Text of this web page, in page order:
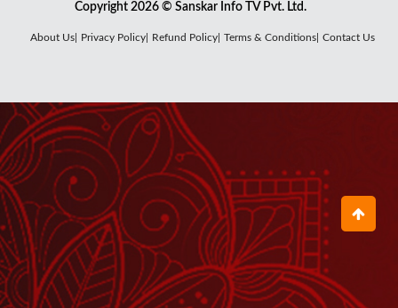
कुछ ज्योतिषी सिर्फ पैसे कमाने के लिए
1 से 9 मूलांक वालों नोट कर लो। 2026 में
बदलेगी इन DOB वालों की किस्मत
April 24, 2026
Aaj Ka Panchang - 05 अगस्त 2026
August 04, 2026
Copyright 2026 © Sanskar Info TV Pvt. Ltd.
About Us| Privacy Policy| Refund Policy| Terms & Conditions| Contact Us